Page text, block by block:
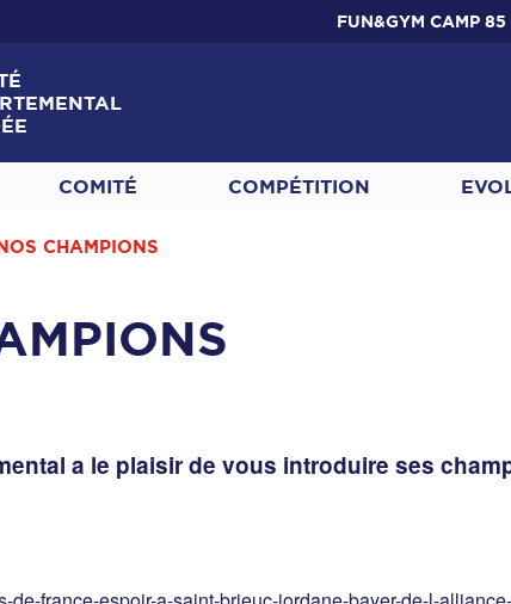
FUN&GYM CAMP 85
COMITÉ COMPÉTITION
CHAMPIONS
a le plaisir de vous introduire ses